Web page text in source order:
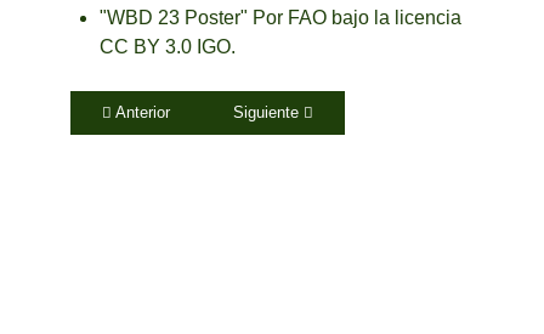
"WBD 23 Poster" Por FAO bajo la licencia
CC BY 3.0 IGO.
Artículo anterior: Planadas le apuesta a un territorio libre de
Anterior Artículo siguiente: Mayo 20 Día
Siguiente